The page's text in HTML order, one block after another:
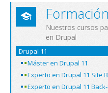
Formación
Nuestros cursos
en Drupal
Drupal 11
Máster en Drupal 11
Experto en Drupal 11 Site
Experto en Drupal 11